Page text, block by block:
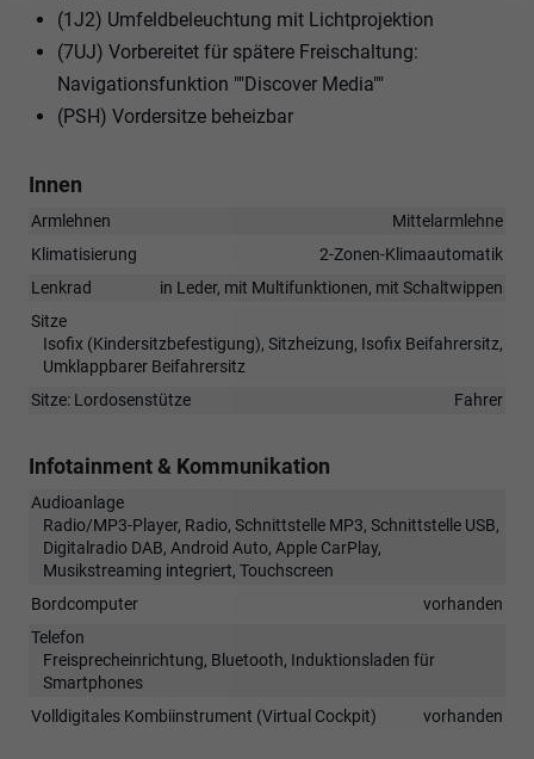
(1J2) Umfeldbeleuchtung mit Lichtprojektion
(7UJ) Vorbereitet für spätere Freischaltung:
Navigationsfunktion ""Discover Media""
(PSH) Vordersitze beheizbar
Innen
Armlehnen
Mittelarmlehne
Klimatisierung
2-Zonen-Klimaautomatik
Lenkrad
in Leder, mit Multifunktionen, mit Schaltwippen
Sitze
Isofix (Kindersitzbefestigung), Sitzheizung, Isofix Beifahrersitz,
Umklappbarer Beifahrersitz
Sitze: Lordosenstütze
Fahrer
Infotainment & Kommunikation
Audioanlage
Radio/MP3-Player, Radio, Schnittstelle MP3, Schnittstelle USB,
Digitalradio DAB, Android Auto, Apple CarPlay,
Musikstreaming integriert, Touchscreen
Bordcomputer
vorhanden
Telefon
Freisprecheinrichtung, Bluetooth, Induktionsladen für
Smartphones
Volldigitales Kombiinstrument (Virtual Cockpit)
vorhanden